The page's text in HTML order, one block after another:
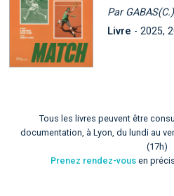
Par GABAS(C.)
Livre - 2025,
Tous les livres peuvent être
documentation, à Lyon, du lundi au
(17h)
Prenez rendez-vousen